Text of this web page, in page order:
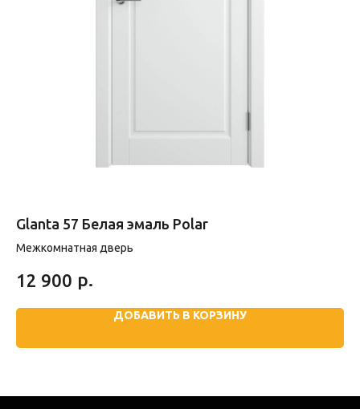
Glanta 57 Белая эмаль Polar
Межкомнатная дверь
12 900 р.
ДОБАВИТЬ В КОРЗИНУ